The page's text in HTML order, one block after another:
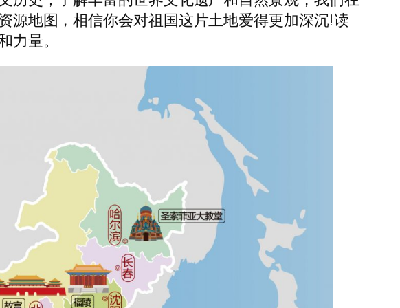
源地图，相信你会对祖国这片土地爱得更加深沉!读
量。